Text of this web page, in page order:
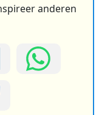
anderen